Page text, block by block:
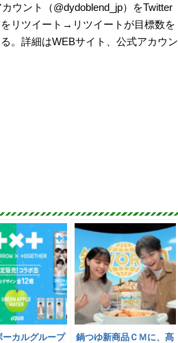
ウント（@dydoblend_jp）をTwitter
リツイート→リツイートが目標数を
。詳細はWEBサイト、公式アカウン
ーカルグループ
鍋つゆ新商品ＣＭに、髙